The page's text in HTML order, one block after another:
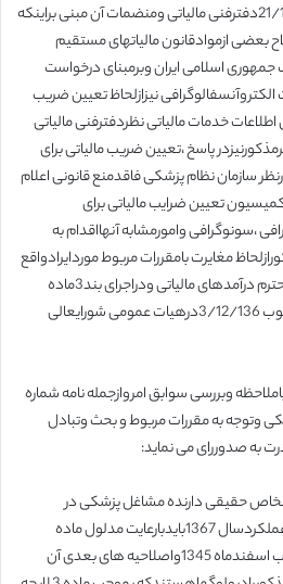
گزارش شماره 42/5/30-21/1/1368دفترفنی مالیاتی ومنضمات آن مبنی براینکه
قانونی اصلاح بعضی ازموادقانون مالیاتهای مستقیم
انقلاب جمهوری اسلامی ایران وبرمبنای درخواست
نیزازلحاظ تعیین ضریب
اطلاعات خدمات مالیاتی نظردفترفنی مالیاتی
پاسخ ،تعیین ضریب مالیاتی برای
سازمان نظام پزشکی فاقدمنع قانونی اعلام
تعیین ضرایب مالیاتی برای
،سونوگرافی وامورمشابه آنهااقدام به
مغایرت بامقررات مربوط موردایرادواقع
شده است حسب ارجاع معاونت محترم درآمدهای مالیاتی ودراجرای بند3ماده
255قانون مالیاتهای مستقیم مصوب 3/12/136درهیات عمومی شورایعالی
وبررسی سوابق امروازجمله نامه شماره
پزشکی وتوجه به مقررات مربوط و بحث وتبادل
به صدوررای می نماید:
حقیقی دارنده مشاغل پزشکی در
مواردتشخیص علی الراس تاپایان عملکردسال 1367بایدبارعایت مدلول ماده
71قانون مالیاتهای مستقیم مصوب اسفندماه 1345واصلاحیه های بعدی آن